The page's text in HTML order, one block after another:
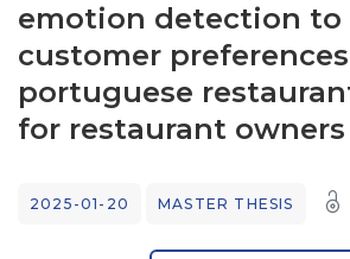
Statistics
emotion detection to
customer
portuguese
for restaurant owners
2025-01-20 MASTER THESIS